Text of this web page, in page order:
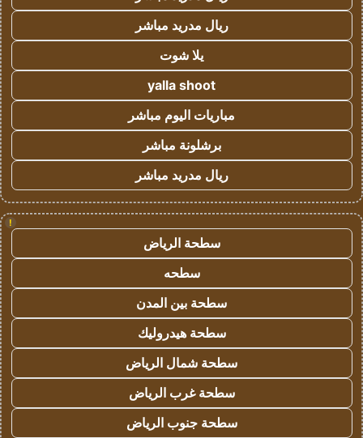
ريال مدريد مباشر
يلا شوت
yalla shoot
مباريات اليوم مباشر
برشلونة مباشر
ريال مدريد مباشر
!
سطحة الرياض
سطحه
سطحة بين المدن
سطحة هيدروليك
سطحة شمال الرياض
سطحة غرب الرياض
سطحة جنوب الرياض